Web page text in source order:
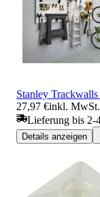
Stanley
27,97 €inkl. MwSt.
Lieferung bis 2-
Details anzeigen